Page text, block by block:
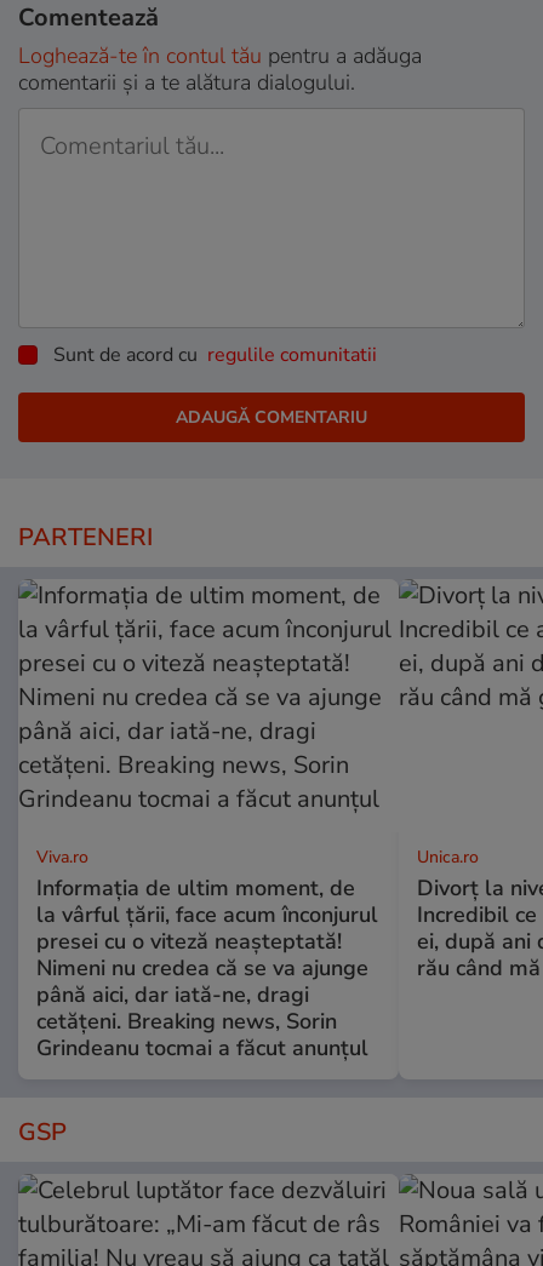
Comentează
Loghează-te în contul tău pentru a adăuga
comentarii și a te alătura dialogului.
Sunt de acord cu regulile comunitatii
PARTENERI
Viva.ro
Informația de ultim moment, de
la vârful țării, face acum înconjurul
presei cu o viteză neașteptată!
Nimeni nu credea că se va ajunge
până aici, dar iată-ne, dragi
cetățeni. Breaking news, Sorin
Grindeanu tocmai a făcut anunțul
Unica.ro
Divorț la
Incredibil
ei, după ani
rău când
GSP